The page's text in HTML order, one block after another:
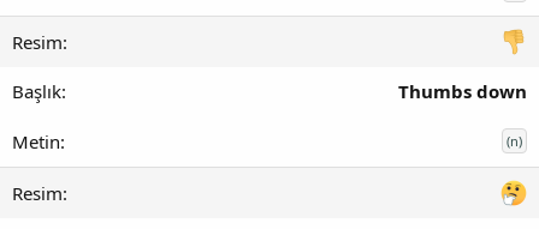
Thumbs down
(n)